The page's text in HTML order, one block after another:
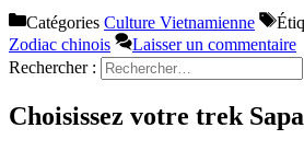
Catégories Culture Vietnamienne
Zodiac chinois
Laisser un commentaire
Rechercher :
Choisissez votre trek